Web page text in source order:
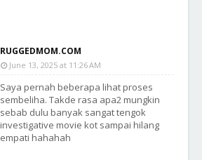
RUGGEDMOM.COM
June 13, 2025 at 11:26 AM
Saya pernah beberapa lihat proses
sembeliha. Takde rasa apa2 mungkin
sebab dulu banyak sangat tengok
investigative movie kot sampai hilang
empati hahahah